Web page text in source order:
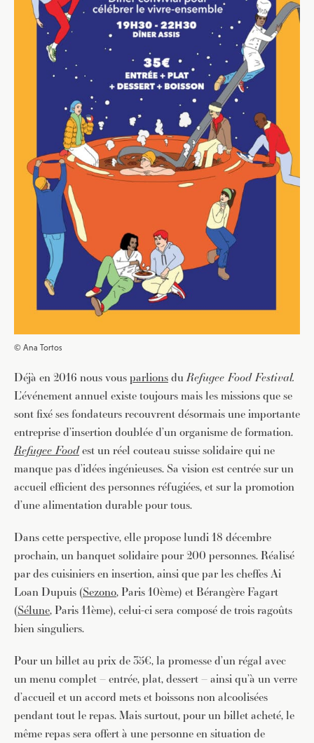
© Ana Tortos
Déjà en 2016 nous vousparlionsduRefugee Food Festival.
L’événement annuel existe toujours mais les missions que se
sont fixé ses fondateurs recouvrent désormais une importante
entreprise d’insertion doublée d’un organisme de formation.
Refugee Foodest un réel couteau suisse solidaire qui ne
manque pas d’idées ingénieuses. Sa vision est centrée sur un
accueil efficient des personnes réfugiées, et sur la promotion
d’une alimentation durable pour tous.
Dans cette perspective, elle propose lundi 18 décembre
prochain, un banquet solidaire pour 200 personnes. Réalisé
par des cuisiniers en insertion, ainsi que par les cheffes Ai
Loan Dupuis (Sezono, Paris 10ème) et Bérangère Fagart
(Sélune, Paris 11ème), celui-ci sera composé de trois ragoûts
bien singuliers.
Pour un billet au prix de 35€, la promesse d’un régal avec
un menu complet – entrée, plat, dessert – ainsi qu’à un verre
d’accueil et un accord mets et boissons non alcoolisées
pendant tout le repas. Mais surtout, pour un billet acheté, le
même repas sera offert à une personne en situation de